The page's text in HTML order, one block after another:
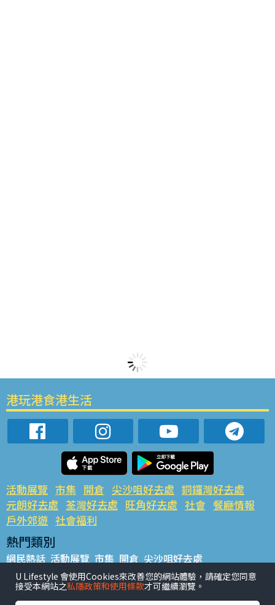
港玩港食港生活
活動展覽 市集 開倉 尖沙咀好去處 銅鑼灣好去處
元朗好去處 荃灣好去處 旺角好去處 社會 餐廳情報
戶外郊遊 社會福利
熱門類別
網民熱話 活動展覽 市集 開倉 尖沙咀好去處
銅鑼灣好去處 元朗好去處 荃灣好去處 旺角好去處 社會
餐廳情報 戶外郊遊
U Lifestyle 會使用Cookies來改善您的網站體驗，請確定您同意
接受本網站之私隱政策和使用條款才可繼續瀏覽。